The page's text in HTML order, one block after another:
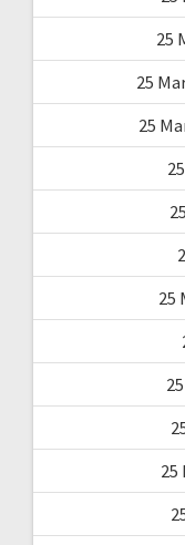
25
25
25
25
25